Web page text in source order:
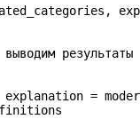
результаты
explanation
=